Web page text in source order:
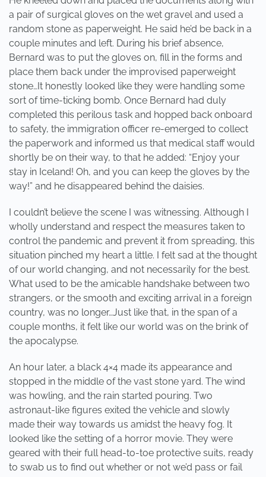
a pair of surgical gloves on the wet gravel and used a
random stone as paperweight. He said he’d be back in a
couple minutes and left. During his brief absence,
Bernard was to put the gloves on, fill in the forms and
place them back under the improvised paperweight
stone…It honestly looked like they were handling some
sort of time-ticking bomb. Once Bernard had duly
completed this perilous task and hopped back onboard
to safety, the immigration officer re-emerged to collect
the paperwork and informed us that medical staff would
shortly be on their way, to that he added: “Enjoy your
stay in Iceland! Oh, and you can keep the gloves by the
way!” and he disappeared behind the daisies.
I couldn’t believe the scene I was witnessing. Although I
wholly understand and respect the measures taken to
control the pandemic and prevent it from spreading, this
situation pinched my heart a little. I felt sad at the thought
of our world changing, and not necessarily for the best.
What used to be the amicable handshake between two
strangers, or the smooth and exciting arrival in a foreign
country, was no longer…Just like that, in the span of a
couple months, it felt like our world was on the brink of
the apocalypse.
An hour later, a black 4×4 made its appearance and
stopped in the middle of the vast stone yard. The wind
was howling, and the rain started pouring. Two
astronaut-like figures exited the vehicle and slowly
made their way towards us amidst the heavy fog. It
looked like the setting of a horror movie. They were
geared with their full head-to-toe protective suits, ready
to swab us to find out whether or not we’d pass or fail